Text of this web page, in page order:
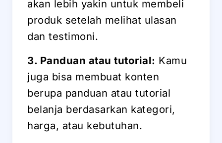
akan lebih yakin untuk membeli
produk setelah melihat ulasan
dan testimoni.
3. Panduan atau tutorial: Kamu
juga bisa membuat konten
berupa panduan atau tutorial
belanja berdasarkan kategori,
harga, atau kebutuhan.